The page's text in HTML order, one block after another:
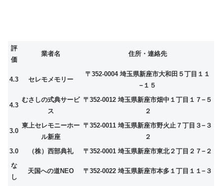
評
価
業者名 住所・連絡先
4.3 セレモメモリー
〒352-0004 埼玉県新座市大和田５丁目１１
−１５
4.3
むさしの式典サービ
ス
〒352-0012 埼玉県新座市畑中１丁目１７−５
２
3.0
東上セレモニーホー
ル新座
〒352-0011 埼玉県新座市野火止７丁目３−３
２
3.0
（株）西部典礼
〒352-0001 埼玉県新座市東北２丁目２７−２
な
し
天国への道NEO 〒352-0022 埼玉県新座市本多１丁目１１−３